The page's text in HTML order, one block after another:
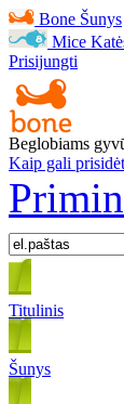
Bone Šunys
Mice
Prisijungti
Beglobiams
Kaip gali
Titulinis
Šunys